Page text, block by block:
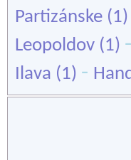
Partizánske (1)
Leopoldov (1) -
Ilava (1) -